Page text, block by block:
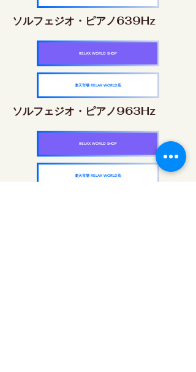
ソルフェジオ・ピアノ639Hz
RELAX WORLD SHOP
楽天市場 RELAX WORLD店
ソルフェジオ・ピアノ963Hz
RELAX WORLD SHOP
楽天市場 RELAX WORLD店